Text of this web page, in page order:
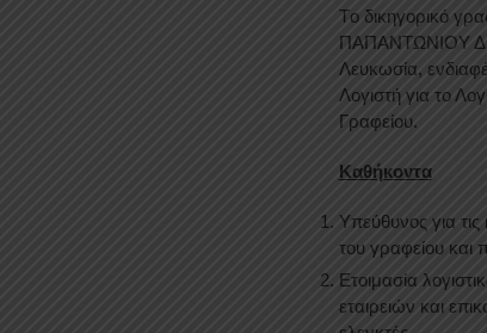
Tο δικηγορικό
ΠΑΠΑΝΤΩΝΙΟΥ
Λευκωσία,
Λογιστή για το
Γραφείου.
Καθήκοντα
Υπεύθυνος για τις
του γραφείου και
Ετοιμασία
εταιρειών και